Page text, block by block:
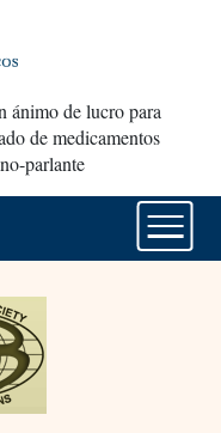
ánimo de lucro para
de medicamentos
parlante